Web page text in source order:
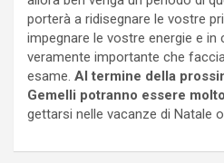
porterà a ridisegnare le vostre
impegnare le vostre energie e in
veramente importante che
esame. Al termine della
Gemelli potranno essere
gettarsi nelle vacanze di Natale